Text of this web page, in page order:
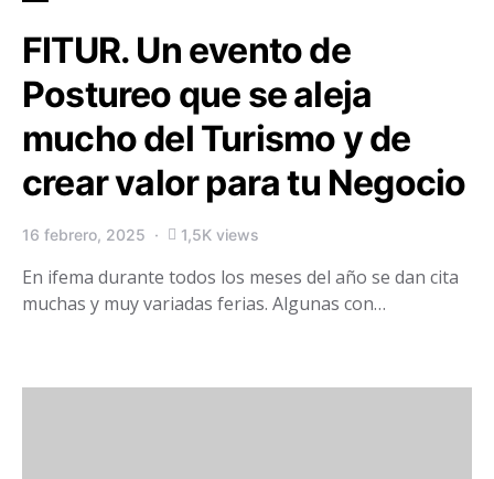
FITUR. Un evento de
Postureo que se aleja
mucho del Turismo y de
crear valor para tu Negocio
16 febrero, 2025 1,5K views
En ifema durante todos los meses del año se dan cita
muchas y muy variadas ferias. Algunas con…